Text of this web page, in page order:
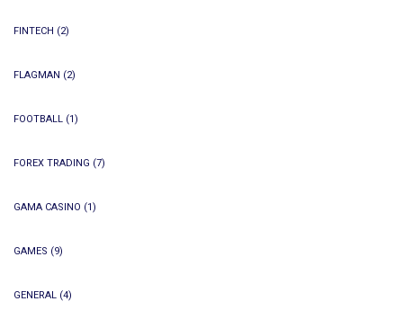
FINTECH (2)
FLAGMAN (2)
FOOTBALL (1)
FOREX TRADING (7)
GAMA CASINO (1)
GAMES (9)
GENERAL (4)